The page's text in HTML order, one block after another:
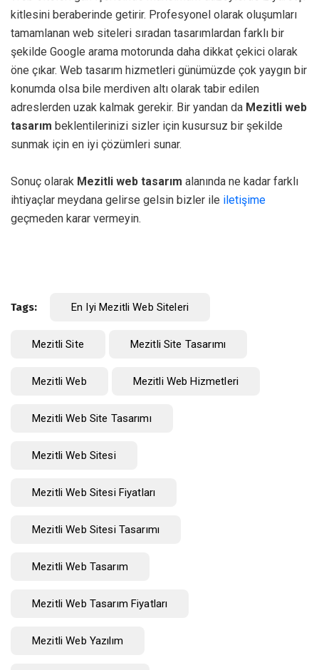
kitlesini beraberinde getirir. Profesyonel olarak oluşumları
tamamlanan web siteleri sıradan tasarımlardan farklı bir
şekilde Google arama motorunda daha dikkat çekici olarak
öne çıkar. Web tasarım hizmetleri günümüzde çok yaygın bir
konumda olsa bile merdiven altı olarak tabir edilen
adreslerden uzak kalmak gerekir. Bir yandan da Mezitli web
tasarım beklentilerinizi sizler için kusursuz bir şekilde
sunmak için en iyi çözümleri sunar.
Sonuç olarak Mezitli web tasarım alanında ne kadar farklı
ihtiyaçlar meydana gelirse gelsin bizler ile iletişime
geçmeden karar vermeyin.
Tags: En Iyi Mezitli Web Siteleri
Mezitli Site Mezitli Site Tasarımı
Mezitli Web Mezitli Web Hizmetleri
Mezitli Web Site Tasarımı
Mezitli Web Sitesi
Mezitli Web Sitesi Fiyatları
Mezitli Web Sitesi Tasarımı
Mezitli Web Tasarım
Mezitli Web Tasarım Fiyatları
Mezitli Web Yazılım